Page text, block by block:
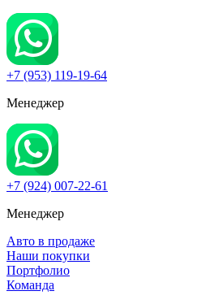
+7 (953) 119-19-64
Менеджер
+7 (924) 007-22-61
Менеджер
Авто в продаже
Наши покупки
Портфолио
Команда